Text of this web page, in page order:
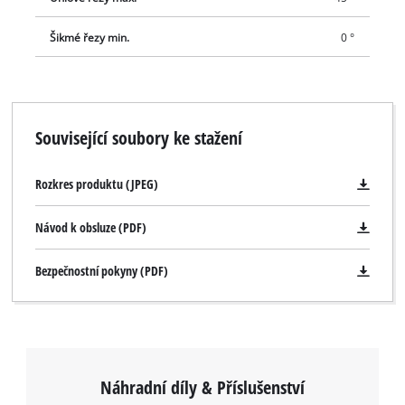
Šikmé řezy min. 0 °
Související soubory ke stažení
Rozkres produktu (JPEG)
Návod k obsluze (PDF)
Bezpečnostní pokyny (PDF)
Náhradní díly & Příslušenství